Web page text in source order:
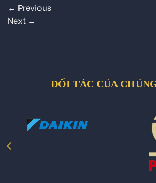
← Previous
Next →
ĐỐI TÁC CỦA